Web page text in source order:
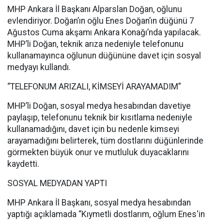
MHP Ankara İl Başkanı Alparslan Doğan, oğlunu
evlendiriyor. Doğan’ın oğlu Enes Doğan’ın düğünü 7
Ağustos Cuma akşamı Ankara Konağı’nda yapılacak.
MHP’li Doğan, teknik arıza nedeniyle telefonunu
kullanamayınca oğlunun düğününe davet için sosyal
medyayı kullandı.
“TELEFONUM ARIZALI, KİMSEYİ ARAYAMADIM”
MHP’li Doğan, sosyal medya hesabından davetiye
paylaşıp, telefonunu teknik bir kısıtlama nedeniyle
kullanamadığını, davet için bu nedenle kimseyi
arayamadığını belirterek, tüm dostlarını düğünlerinde
görmekten büyük onur ve mutluluk duyacaklarını
kaydetti.
SOSYAL MEDYADAN YAPTI
MHP Ankara İl Başkanı, sosyal medya hesabından
yaptığı açıklamada “Kıymetli dostlarım, oğlum Enes'in